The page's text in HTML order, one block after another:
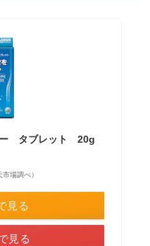
ー タブレット 20g
場調べ）
見る
見る